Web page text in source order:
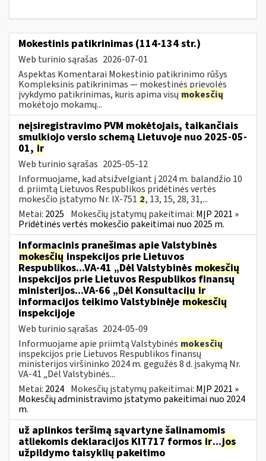
Mokestinis patikrinimas (114-134 str.)
Web turinio sąrašas 2026-07-01
Aspektas Komentarai Mokestinio patikrinimo rūšys
Kompleksinis patikrinimas — mokestinės prievolės
įvykdymo patikrinimas, kuris apima visų mokesčių
mokėtojo mokamų...
neįsiregistravimo PVM mokėtojais, taikančiais
smulkiojo verslo schemą Lietuvoje nuo 2025-05-
01, ir
Web turinio sąrašas 2025-05-12
Informuojame, kad atsižvelgiant į 2024 m. balandžio 10
d. priimtą Lietuvos Respublikos pridėtinės vertės
mokesčio įstatymo Nr. IX-751 2, 13, 15, 28, 31,...
Metai: 2025 Mokesčių įstatymų pakeitimai: MĮP 2021 »
Pridėtinės vertės mokesčio pakeitimai nuo 2025 m.
Informacinis pranešimas apie Valstybinės
mokesčių inspekcijos prie Lietuvos
Respublikos...VA-41 „Dėl Valstybinės mokesčių
inspekcijos prie Lietuvos Respublikos finansų
ministerijos...VA-66 „Dėl Konsultacijų ir
informacijos teikimo Valstybinėje mokesčių
inspekcijoje
Web turinio sąrašas 2024-05-09
Informuojame apie priimtą Valstybinės mokesčių
inspekcijos prie Lietuvos Respublikos finansų
ministerijos viršininko 2024 m. gegužės 8 d. įsakymą Nr.
VA-41 „Dėl Valstybinės...
Metai: 2024 Mokesčių įstatymų pakeitimai: MĮP 2021 »
Mokesčių administravimo įstatymo pakeitimai nuo 2024
m.
už aplinkos teršimą sąvartyne šalinamomis
atliekomis deklaracijos KIT717 formos ir...jos
užpildymo taisyklių pakeitimo